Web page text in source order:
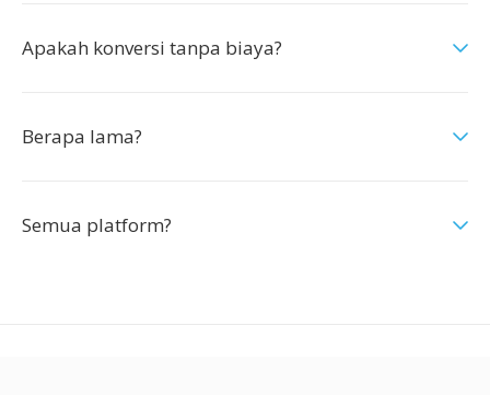
Apakah konversi tanpa biaya?
Berapa lama?
Semua platform?